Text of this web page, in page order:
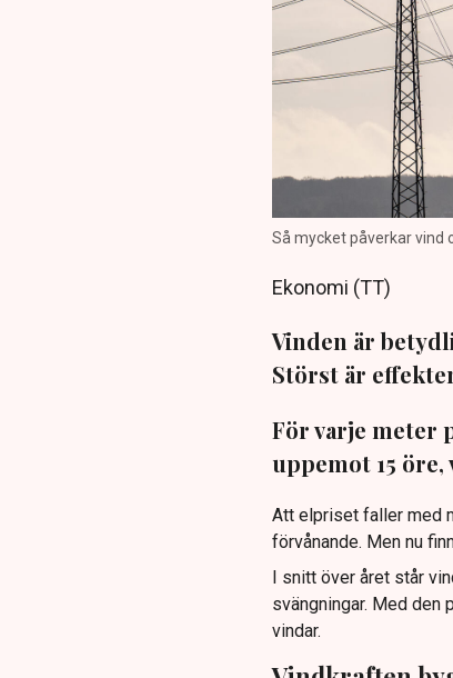
Så mycket påverkar vind
Ekonomi (TT)
Vinden är
Störst är
För varje meter
uppemot 15
Att elpriset faller med
förvånande. Men nu
I snitt över året står
svängningar. Med den
vindar.